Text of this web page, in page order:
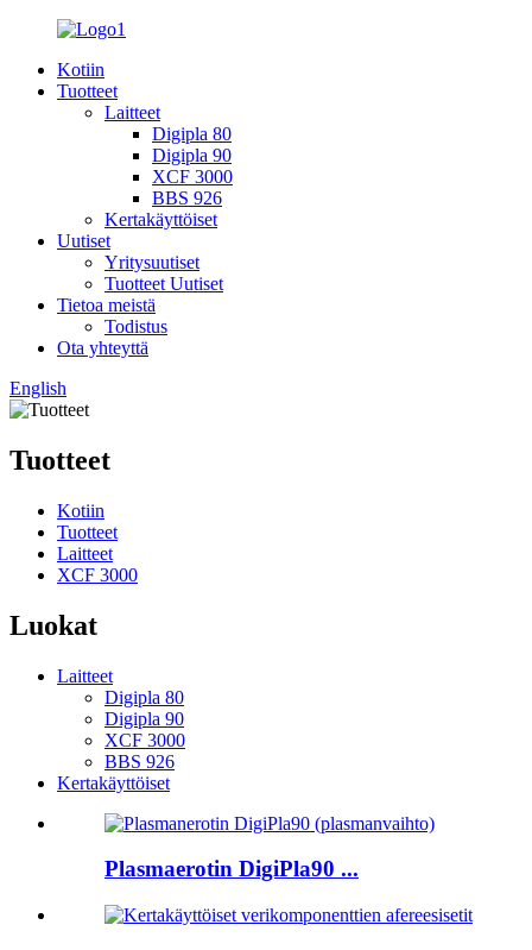
Kotiin
Tuotteet
Laitteet
Digipla 80
Digipla 90
XCF 3000
BBS 926
Kertakäyttöiset
Uutiset
Yritysuutiset
Tuotteet Uutiset
Tietoa meistä
Todistus
Ota yhteyttä
English
Tuotteet
Kotiin
Tuotteet
Laitteet
XCF 3000
Luokat
Laitteet
Digipla 80
Digipla 90
XCF 3000
BBS 926
Kertakäyttöiset
Plasmaerotin DigiPla90 ...